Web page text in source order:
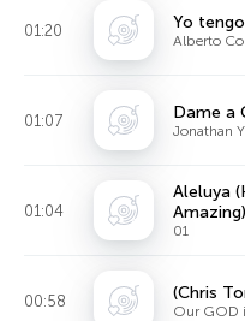
01:20 Yo
Alberto
01:07 Dame a
Jonathan
01:04
Aleluya
Amazing)
01
00:58 (Chris
Our GOD